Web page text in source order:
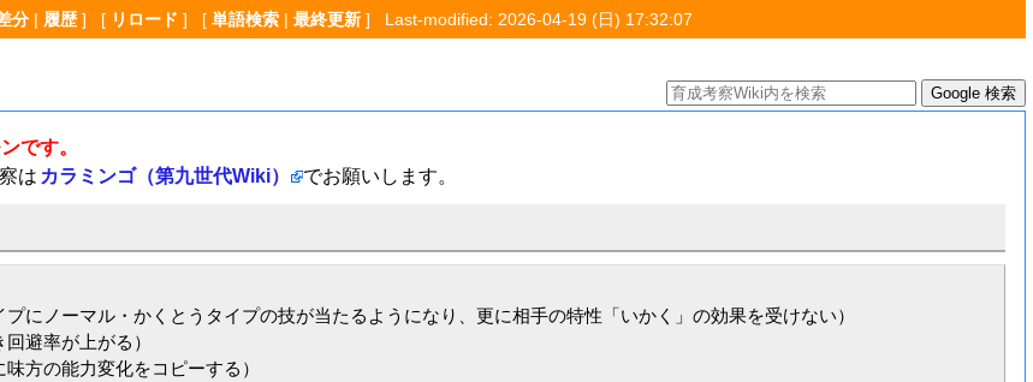
分| 履歴] [ リロード ] [ 単語検索| 最終更新] Last-modified: 2026-04-19 (日) 17:32:07
です。
は カラミンゴ（第九世代Wiki） でお願いします。
にノーマル・かくとうタイプの技が当たるようになり、更に相手の特性「いかく」の効果を受けない）
率が上がる）
方の能力変化をコピーする）